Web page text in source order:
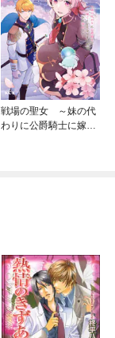
戦場の聖女 ～妹の代
わりに公爵騎士に嫁ぐ